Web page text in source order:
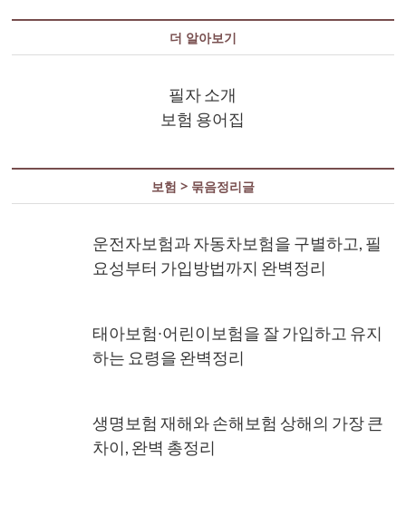
더 알아보기
필자 소개
보험 용어집
보험 > 묶음정리글
운전자보험과 자동차보험을 구별하고, 필
요성부터 가입방법까지 완벽정리
태아보험∙어린이보험을 잘 가입하고 유지
하는 요령을 완벽정리
생명보험 재해와 손해보험 상해의 가장 큰
차이, 완벽 총정리